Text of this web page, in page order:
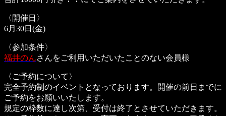
〈開催日〉
6月30日(金)
〈参加条件〉
福井のんさんをご利用いただいたことのない会員様
〈ご予約について〉
完全予約制のイベントとなっております。開催の前日までに
ご予約をお願いいたします。
規定の枠数に達し次第、受付は終了とさせていただきます。